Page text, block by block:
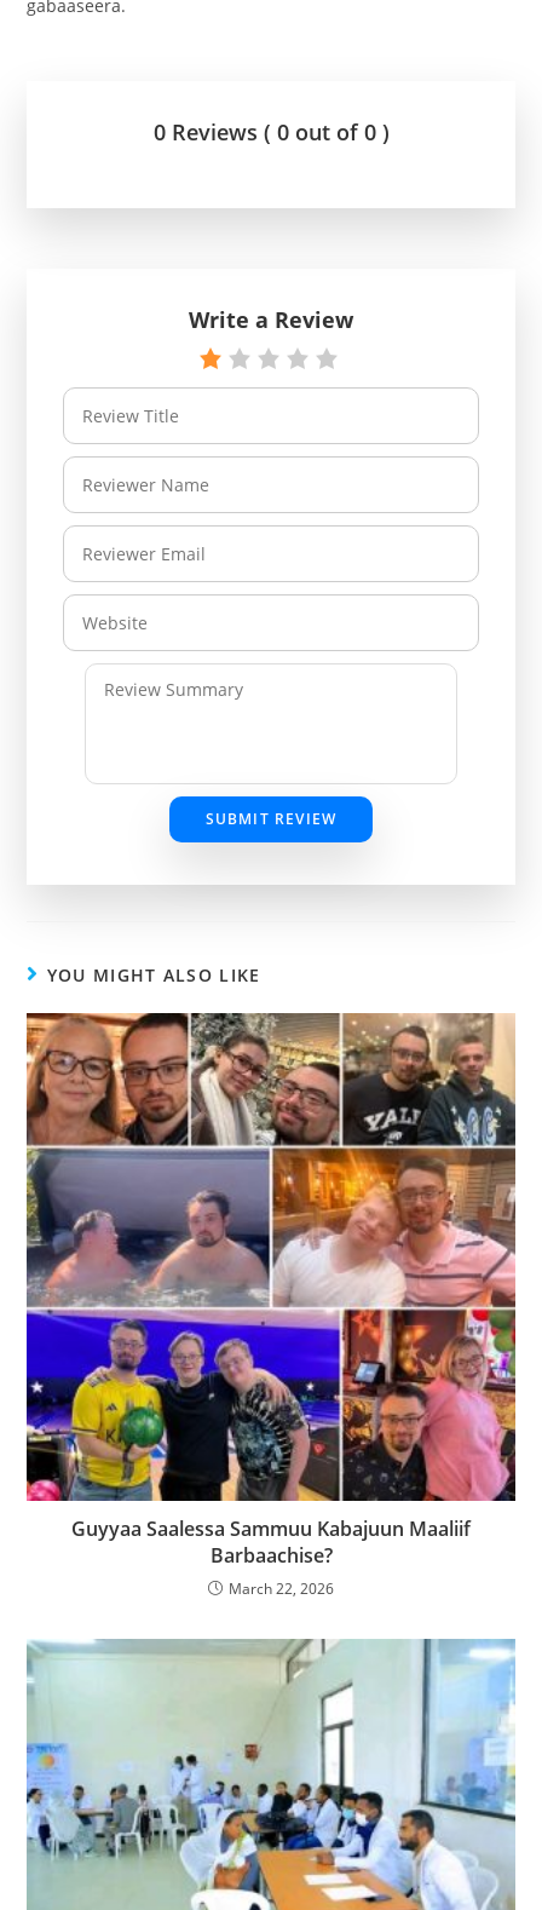
gabaaseera.
0 Reviews ( 0 out of 0 )
Write a Review
SUBMIT REVIEW
YOU MIGHT ALSO LIKE
Guyyaa Saalessa Sammuu Kabajuun Maaliif
Barbaachise?
March 22, 2026